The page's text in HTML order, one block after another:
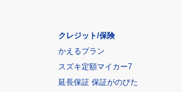
クレジット/保険
かえるプラン
スズキ定額マイカー7
延長保証 保証がのびた